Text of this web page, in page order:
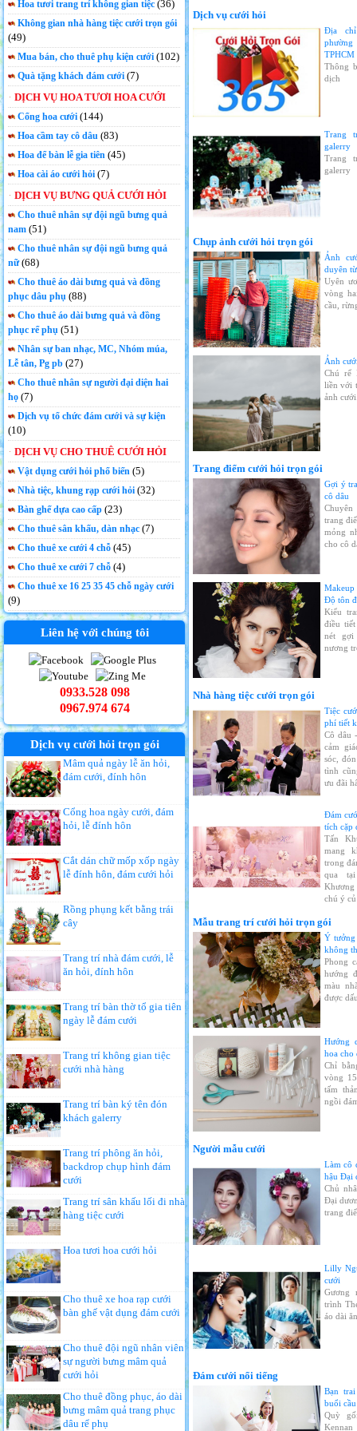
Hoa tươi trang trí không gian tiệc (36)
Không gian nhà hàng tiệc cưới trọn gói
(49)
Mua bán, cho thuê phụ kiện cưới (102)
Quà tặng khách đám cưới (7)
DỊCH VỤ HOA TƯƠI HOA CƯỚI
Cổng hoa cưới (144)
Hoa cầm tay cô dâu(83)
Hoa để bàn lễ gia tiên (45)
Hoa cài áo cưới hỏi (7)
DỊCH VỤ BƯNG QUẢ CƯỚI HỎI
Cho thuê nhân sự đội ngũ bưng quả
nam (51)
Cho thuê nhân sự đội ngũ bưng quả
nữ(68)
Cho thuê áo dài bưng quả và đồng
phục dâu phụ (88)
Cho thuê áo dài bưng quả và đồng
phục rể phụ (51)
Nhân sự ban nhạc, MC, Nhóm múa,
Lễ tân, Pg pb (27)
Cho thuê nhân sự người đại diện hai
họ (7)
Dịch vụ tổ chức đám cưới và sự kiện
(10)
DỊCH VỤ CHO THUÊ CƯỚI HỎI
Vật dụng cưới hỏi phổ biến (5)
Nhà tiệc, khung rạp cưới hỏi (32)
Bàn ghế dựa cao cấp (23)
Cho thuê sân khấu, dàn nhạc (7)
Cho thuê xe cưới 4 chỗ (45)
Cho thuê xe cưới 7 chỗ (4)
Cho thuê xe 16 25 35 45 chỗ ngày cưới
(9)
Liên hệ với chúng tôi
0933.528 098
0967.974 674
Dịch vụ cưới hỏi trọn gói
Mâm quả ngày lễ ăn hỏi,
đám cưới, đính hôn
Cổng hoa ngày cưới, đám
hỏi, lễ đính hôn
Cắt dán chữ mốp xốp ngày
lễ đính hôn, đám cưới hỏi
Rồng phụng kết bằng trái
cây
Trang trí nhà đám cưới, lễ
ăn hỏi, đính hôn
Trang trí bàn thờ tổ gia tiên
ngày lễ đám cưới
Trang trí không gian tiệc
cưới nhà hàng
Trang trí bàn ký tên đón
khách galerry
Trang trí phông ăn hỏi,
backdrop chụp hình đám
cưới
Trang trí sân khấu lối đi nhà
hàng tiệc cưới
Hoa tươi hoa cưới hỏi
Cho thuê xe hoa rạp cưới
bàn ghế vật dụng đám cưới
Cho thuê đội ngũ nhân viên
sự người bưng mâm quả
cưới hỏi
Cho thuê đồng phục, áo dài
bưng mâm quả trang phục
dâu rể phụ
Dịch vụ cưới hỏi
Địa
phường
TPHCM
Thông
dịch
Trang
galerry
Trang
galerry
Chụp ảnh cưới hỏi trọn gói
Ảnh
duyên
Uyên
vòng
cầu,
Ảnh
Chú rể
liền với
ảnh
Trang điểm cưới hỏi trọn gói
Gợi ý
cô dâu
Chuyên
trang
mỏng
cho cô
Độ tôn
Kiểu
điều
nét
nương
Nhà hàng tiệc cưới trọn gói
Tiệc
phí tiết
Cô dâu
cảm
sóc,
tình
ưu đãi
Đám
tích cặp
Tấn
mang
trong
qua
chú ý củ
Mẫu trang trí cưới hỏi trọn gói
Ý tưởng
không
Phong
hướng
màu
được
Hướng
hoa cho
Chỉ
vòng
tấm
ngồi
Người mẫu cưới
Làm cô
hậu Đại
Chủ
Đại
trang
Lilly
cưới
Gương
trình
áo dài
Đám cưới nổi tiếng
Bạn
buổi
Quỳ